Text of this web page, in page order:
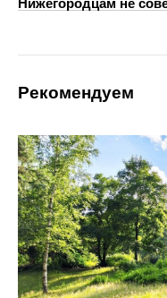
Рекомендуем